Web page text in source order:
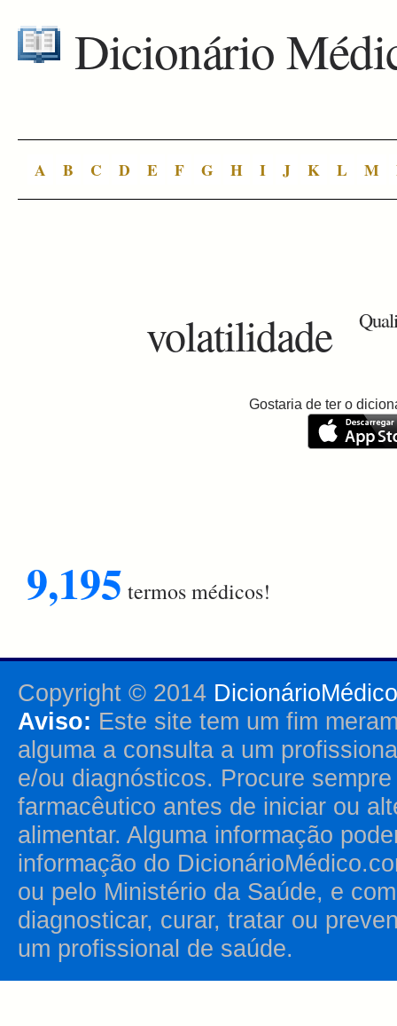
Dicionário
A B C D E F G H I J K L M
volatilidade
Gostaria de ter o
9,195 termos médicos!
Copyright © 2014
Aviso: Este site tem um fim
alguma a consulta a um
e/ou diagnósticos. Procure
farmacêutico antes de iniciar ou
alimentar. Alguma informação
informação do
ou pelo Ministério da Saúde, e
diagnosticar, curar, tratar ou
um profissional de saúde.